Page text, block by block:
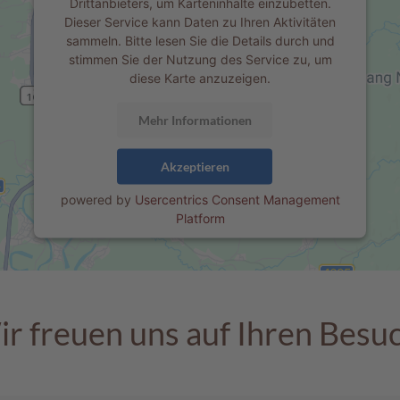
Dieser Service kann Daten zu Ihren Aktivitäten
sammeln. Bitte lesen Sie die Details durch und
stimmen Sie der Nutzung des Service zu, um
diese Karte anzuzeigen.
Mehr Informationen
Akzeptieren
powered by Usercentrics Consent Management
Platform
freuen uns auf Ihren